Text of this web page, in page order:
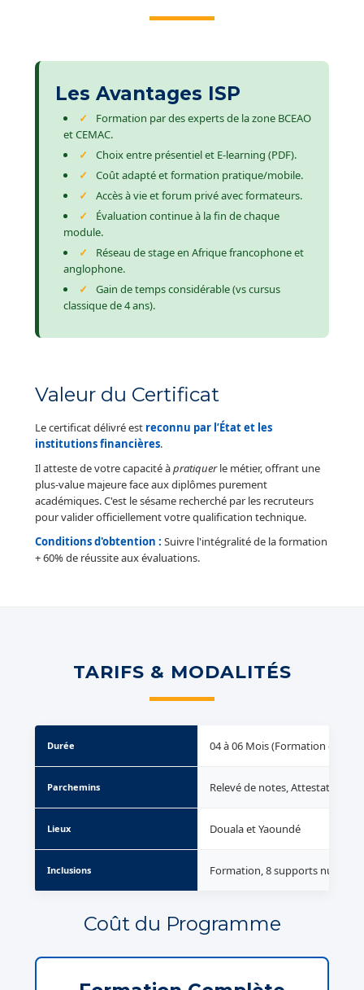
Les Avantages ISP
Formation par des experts de la zone BCEAO
et CEMAC.
Choix entre présentiel et E-learning (PDF).
Coût adapté et formation pratique/mobile.
Accès à vie et forum privé avec formateurs.
Évaluation continue à la fin de chaque
module.
Réseau de stage en Afrique francophone et
anglophone.
Gain de temps considérable (vs cursus
classique de 4 ans).
Valeur du Certificat
Le certificat délivré est reconnu par l’État et les
institutions financières.
Il atteste de votre capacité àpratiquerle métier, offrant une
plus-value majeure face aux diplômes purement
académiques. C'est le sésame recherché par les recruteurs
pour valider officiellement votre qualification technique.
Conditions d'obtention : Suivre l'intégralité de la formation
+ 60% de réussite aux évaluations.
TARIFS & MODALITÉS
Durée 04 à 06 Mois (Formation
Parchemins Relevé de notes, Attestation
Lieux Douala et Yaoundé
Inclusions Formation, 8 supports
Coût du Programme